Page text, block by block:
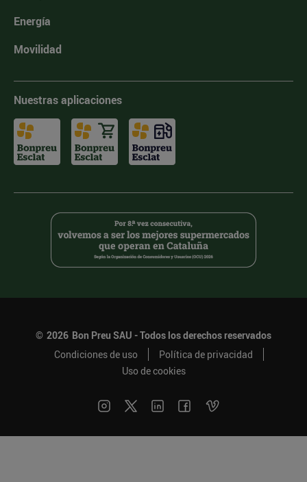
Energía
Movilidad
Nuestras aplicaciones
© 2026 Bon Preu SAU - Todos los derechos reservados
Condiciones de uso
Política de privacidad
Uso de cookies